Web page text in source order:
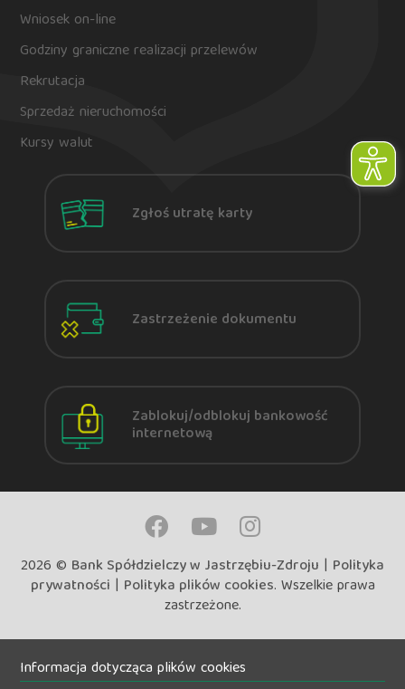
Wniosek on-line
Godziny graniczne realizacji przelewów
Rekrutacja
Sprzedaż nieruchomości
Kursy walut
Zgłoś utratę karty
Zastrzeżenie dokumentu
Zablokuj/odblokuj bankowość
internetową
2026 © Bank Spółdzielczy w Jastrzębiu-Zdroju | Polityka
prywatności | Polityka plików cookies. Wszelkie prawa
zastrzeżone.
Informacja dotycząca plików cookies